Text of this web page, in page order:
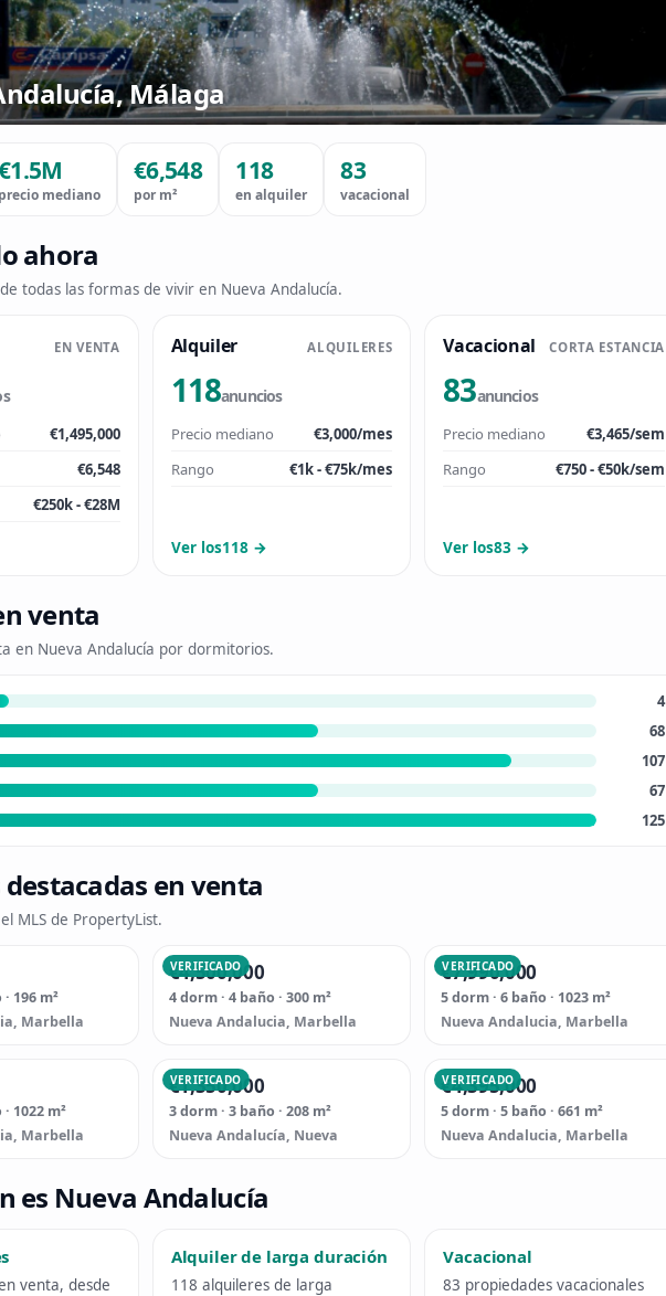
Málaga
precio mediano
€6,548
por m²
118
en alquiler
83
vacacional
ahora
todas las formas de vivir en Nueva Andalucía.
EN VENTA
€1,495,000
€6,548
€250k - €28M
Alquiler ALQUILERES
118anuncios
Precio mediano
€3,000/mes
Rango
€1k - €75k/mes
Ver los118 →
Vacacional CORTA ESTANCIA
83anuncios
Precio mediano
€3,465/sem
Rango
€750 - €50k/sem
Ver los83 →
venta
en Nueva Andalucía por dormitorios.
4
68
107
67
125
en venta
MLS de PropertyList.
196 m²
Marbella
VERIFICADO
€4,500,000
4 dorm · 4 baño · 300 m²
Nueva Andalucia, Marbella
VERIFICADO
€7,990,000
5 dorm · 6 baño · 1023 m²
Nueva Andalucia, Marbella
1022 m²
Marbella
VERIFICADO
€1,350,000
3 dorm · 3 baño · 208 m²
Nueva Andalucía, Nueva
VERIFICADO
€4,395,000
5 dorm · 5 baño · 661 m²
Nueva Andalucia, Marbella
es Nueva Andalucía
venta, desde
Alquiler de larga duración
118 alquileres de larga
Vacacional
83 propiedades vacacionales